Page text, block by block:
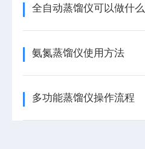
全自动蒸馏仪可以做什么
氨氮蒸馏仪使用方法
多功能蒸馏仪操作流程